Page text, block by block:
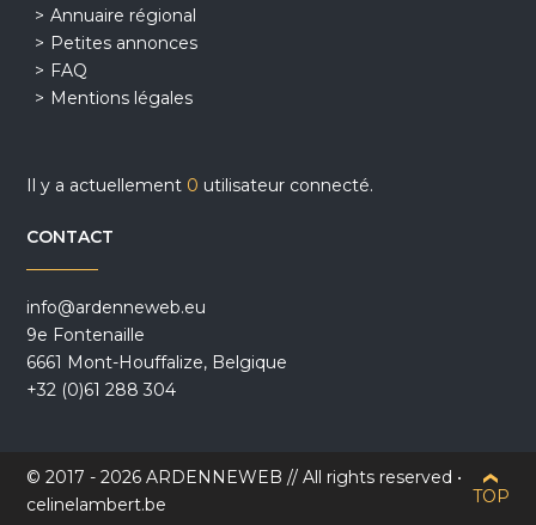
Annuaire régional
Petites annonces
FAQ
Mentions légales
Il y a actuellement 0 utilisateur connecté.
CONTACT
info@ardenneweb.eu
9e Fontenaille
6661 Mont-Houffalize, Belgique
+32 (0)61 288 304
© 2017 - 2026 ARDENNEWEB // All rights reserved •
celinelambert.be
TOP